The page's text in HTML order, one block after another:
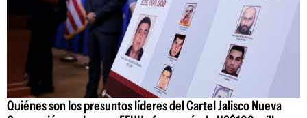
Quiénes son los presuntos líderes del Cartel Jalisco Nueva